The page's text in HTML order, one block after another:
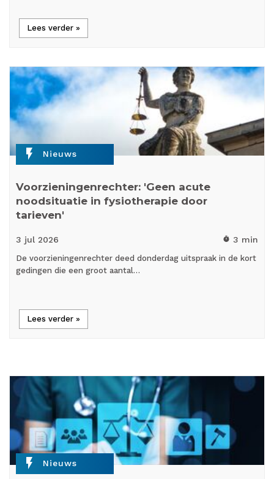
Lees verder »
flash_on Nieuws
Voorzieningenrechter: 'Geen acute
noodsituatie in fysiotherapie door
tarieven'
3 jul 2026 timer 3 min
De voorzieningenrechter deed donderdag uitspraak in de kort
gedingen die een groot aantal…
Lees verder »
flash_on Nieuws